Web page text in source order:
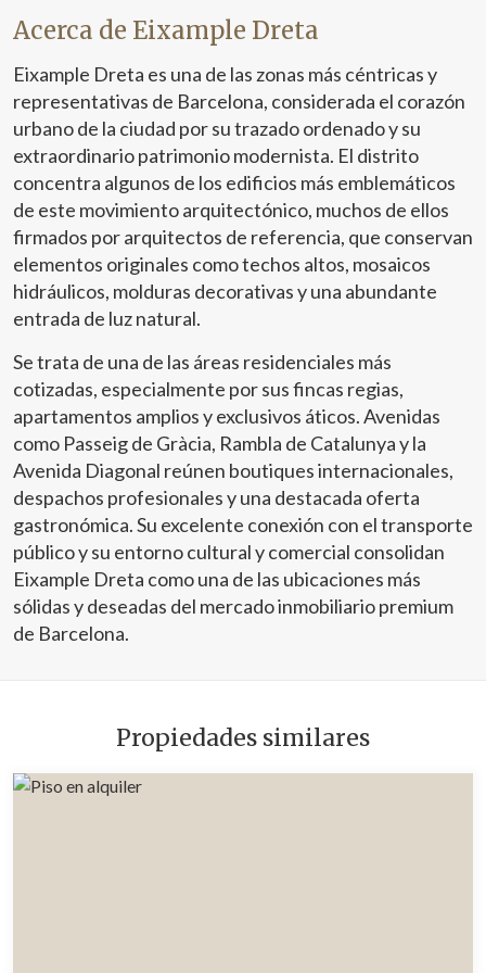
Acerca de Eixample Dreta
Eixample Dreta es una de las zonas más céntricas y
representativas de Barcelona, considerada el corazón
urbano de la ciudad por su trazado ordenado y su
extraordinario patrimonio modernista. El distrito
concentra algunos de los edificios más emblemáticos
de este movimiento arquitectónico, muchos de ellos
firmados por arquitectos de referencia, que conservan
elementos originales como techos altos, mosaicos
hidráulicos, molduras decorativas y una abundante
entrada de luz natural.
Se trata de una de las áreas residenciales más
cotizadas, especialmente por sus fincas regias,
apartamentos amplios y exclusivos áticos. Avenidas
como Passeig de Gràcia, Rambla de Catalunya y la
Avenida Diagonal reúnen boutiques internacionales,
despachos profesionales y una destacada oferta
gastronómica. Su excelente conexión con el transporte
público y su entorno cultural y comercial consolidan
Eixample Dreta como una de las ubicaciones más
sólidas y deseadas del mercado inmobiliario premium
de Barcelona.
Propiedades similares